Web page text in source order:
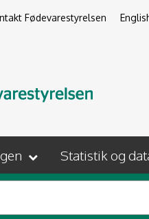
Fødevarestyrelsen
Statistik og